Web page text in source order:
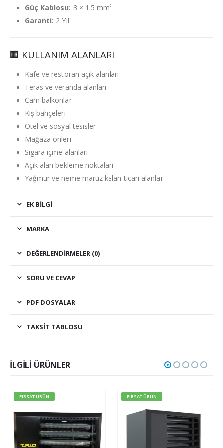
Güç Kablosu: 3 × 1.5 mm²
Garanti: 2 Yıl
🏢 KULLANIM ALANLARI
Kafe ve restoran açık alanları
Teras ve veranda alanları
Cam balkonlar
Kış bahçeleri
Otel ve sosyal tesisler
Mağaza önleri
Sigara içme alanları
Açık alan bekleme noktaları
Yağmur ve neme maruz kalan ticari alanlar
EK BILGI
MARKA
DEĞERLENDIRMELER (0)
SORU VE CEVAP
PDF DOSYALAR
TAKSIT TABLOSU
İLGILI ÜRÜNLER
FIRSAT ÜRÜN FIRSAT ÜRÜN